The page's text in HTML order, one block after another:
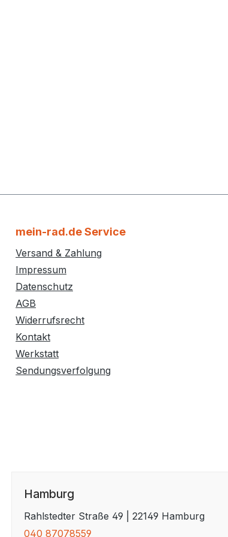
mein-rad.de Service
Versand & Zahlung
Impressum
Datenschutz
AGB
Widerrufsrecht
Kontakt
Werkstatt
Sendungsverfolgung
Hamburg
Rahlstedter Straße 49 | 22149 Hamburg
040 87078559